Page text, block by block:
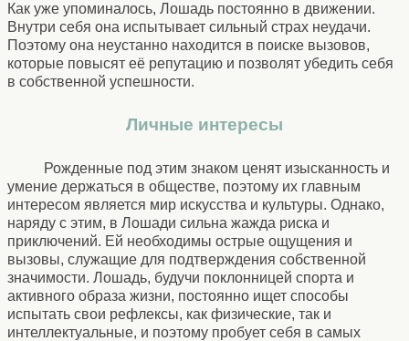
Как уже упоминалось, Лошадь постоянно в движении.
Внутри себя она испытывает сильный страх неудачи.
Поэтому она неустанно находится в поиске вызовов,
которые повысят её репутацию и позволят убедить себя
в собственной успешности.
Личные интересы
Рожденные под этим знаком ценят изысканность и
умение держаться в обществе, поэтому их главным
интересом является мир искусства и культуры. Однако,
наряду с этим, в Лошади сильна жажда риска и
приключений. Ей необходимы острые ощущения и
вызовы, служащие для подтверждения собственной
значимости. Лошадь, будучи поклонницей спорта и
активного образа жизни, постоянно ищет способы
испытать свои рефлексы, как физические, так и
интеллектуальные, и поэтому пробует себя в самых